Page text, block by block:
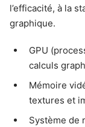
l’efficacité, à la
graphique.
GPU
calculs
Mémoire
textures et
Système de